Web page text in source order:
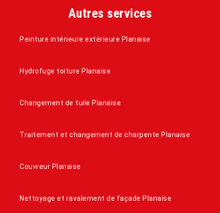
Autres services
Peinture intérieure extérieure Planaise
Hydrofuge toiture Planaise
Changement de tuile Planaise
Traitement et changement de charpente Planaise
Couvreur Planaise
Nettoyage et ravalement de façade Planaise